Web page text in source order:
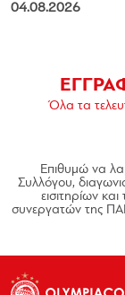
04.08.2026
Όλα τα
Επιθυμώ να
Συλλόγου,
εισιτηρίων
συνεργατών της